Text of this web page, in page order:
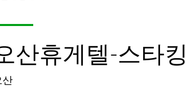
산휴게텔-스타킹
산